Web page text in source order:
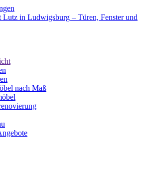
nach Maß